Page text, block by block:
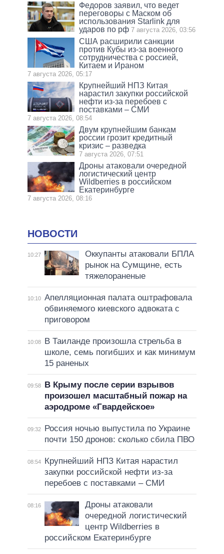
Федоров заявил, что ведет
переговоры с Маском об
использования Starlink для
ударов по рф 7 августа 2026, 03:56
США расширили санкции
против Кубы из-за военного
сотрудничества с россией,
Китаем и Ираном
7 августа 2026, 05:17
Крупнейший НПЗ Китая
нарастил закупки российской
нефти из-за перебоев с
поставками – СМИ
7 августа 2026, 08:54
Двум крупнейшим банкам
россии грозит кредитный
кризис – разведка
7 августа 2026, 07:51
Дроны атаковали очередной
логистический центр
Wildberries в российском
Екатеринбурге
7 августа 2026, 08:16
НОВОСТИ
10:27
Оккупанты атаковали БПЛА
рынок на Сумщине, есть
тяжелораненые
10:10 Апелляционная палата оштрафовала
обвиняемого киевского адвоката с
приговором
10:08
В Таиланде произошла стрельба в
школе, семь погибших и как минимум
15 раненых
09:58
В Крыму после серии взрывов
произошел масштабный пожар на
аэродроме «Гвардейское»
09:32
Россия ночью выпустила по Украине
почти 150 дронов: сколько сбила ПВО
08:54
Крупнейший НПЗ Китая нарастил
закупки российской нефти из-за
перебоев с поставками – СМИ
08:16
Дроны атаковали
очередной логистический
центр Wildberries в
российском Екатеринбурге